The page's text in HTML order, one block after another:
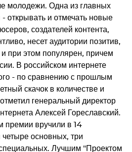
молодежи. Одна из главных
открывать и отмечать новые
создателей контента,
несет аудитории позитив,
при этом популярен, причем
В российском интернете
- по сравнению с прошлым
скачок в количестве и
генеральный директор
Алексей Гореславский.
премии вручили в 14
основных, три
Лучшим "Проектом